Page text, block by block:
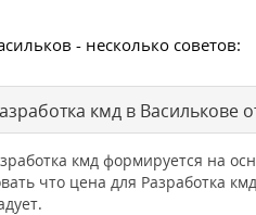
- несколько советов:
кмд в Василькове
кмд формируется на
что цена для Разработка